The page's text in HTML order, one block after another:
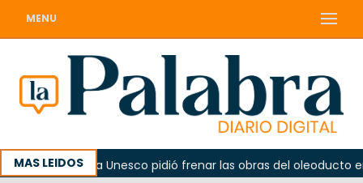
MENU
MAS LEIDOSLa Unesco pidió frenar las obras del oleoducto en